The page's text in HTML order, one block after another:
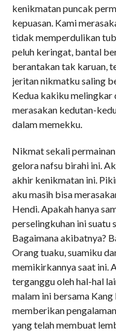
kenikmatan puncak
kepuasan. Kami
tidak memperdulikan
peluh keringat, bantal
berantakan tak karuan,
jeritan nikmatku saling
Kedua kakiku melingkar
merasakan kedutan-
dalam memekku.
Nikmat sekali
gelora nafsu birahi ini.
akhir kenikmatan ini.
aku masih bisa
Hendi. Apakah hanya
perselingkuhan ini suatu
Bagaimana akibatnya?
Orang tuaku, suamiku
memikirkannya saat ini.
terganggu oleh hal-hal
malam ini bersama
memberikan
yang telah membuat